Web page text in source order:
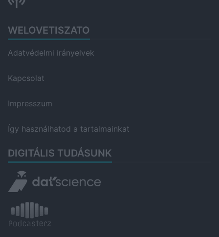
WELOVETISZATO
Adatvédelmi irányelvek
Kapcsolat
Impresszum
Így használhatod a tartalmainkat
DIGITÁLIS TUDÁSUNK